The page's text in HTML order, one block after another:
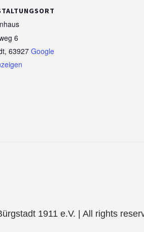
6
, 63927 Google
1911 e.V. | All rights